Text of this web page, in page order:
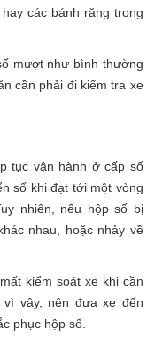
các bánh răng trong
mượt như bình thường
cần phải đi kiểm tra xe
tục vận hành ở cấp số
số khi đạt tới một vòng
nhiên, nếu hộp số bị
nhau, hoặc nhảy về
kiểm soát xe khi cần
vậy, nên đưa xe đến
phục hộp số.